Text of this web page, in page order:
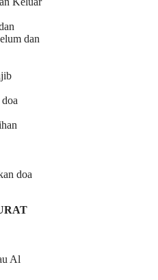
dan
doa
Al